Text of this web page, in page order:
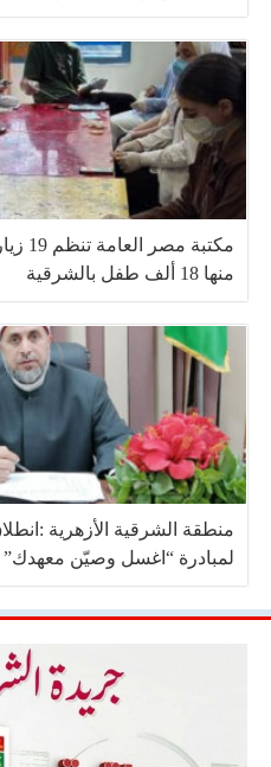
مكتبة
منها 18 ألف طفل بالشرقية
منطقة الشرقية الأزهرية
لمبادرة “اغسل وصيّن معهدك”